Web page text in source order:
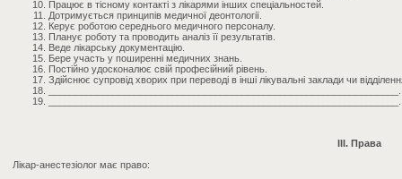
Працює в тісному контакті з лікарями інших спеціальностей.
Дотримується принципів медичної деонтології.
Керує роботою середнього медичного персоналу.
Планує роботу та проводить аналіз її результатів.
Веде лікарську документацію.
Бере участь у поширенні медичних знань.
Постійно удосконалює свій професійний рівень.
Здійснює супровід хворих при переводі в інші лікувальні заклади чи
III. Права
Лікар-анестезіолог має право: